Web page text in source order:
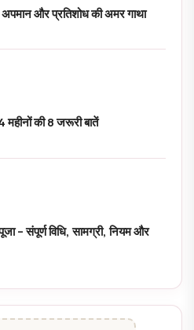
और प्रतिशोध की अमर गाथा
महीनों की 8 जरूरी बातें
– संपूर्ण विधि, सामग्री, नियम और